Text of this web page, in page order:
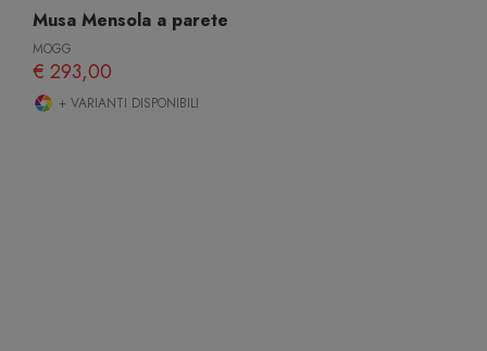
Musa Mensola a parete
MOGG
€ 293,00
+ VARIANTI DISPONIBILI